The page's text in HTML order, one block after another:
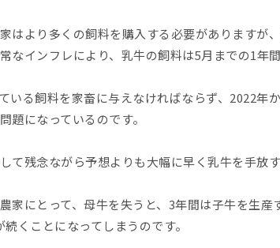
はより多くの飼料を購入する必要がありますが
なインフレにより、乳牛の飼料は5月までの1年
いる飼料を家畜に与えなければならず、2022年
題になっているのです。
て残念ながら予想よりも大幅に早く乳牛を手放
家にとって、母牛を失うと、3年間は子牛を生
くことになってしまうのです。